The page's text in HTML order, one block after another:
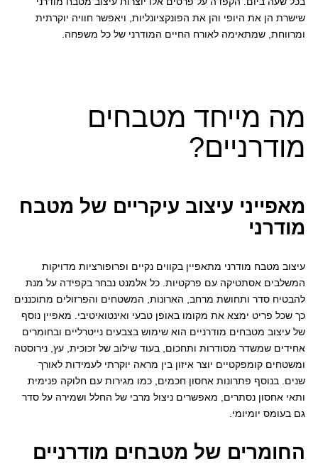
שישרת הן את היופי והן את הפונקציונליות, ויאפשר חוויה יוקרתית
ומרווחת, שמתאימה לאורח החיים המודרני של כל משפחה.
מה מייחד מטבחים
מודרניים?
מאפייני עיצוב עיקריים של מטבח
מודרני
עיצוב מטבח מודרני מתאפיין בקווים נקיים ופרופורציות מדויקות
המשלבים אסתטיקה עם פרקטיות. כל אלמנט נבחר בקפידה על מנת
להבטיח סדר ותחושת מרחב, הארונות, המשטחים והפרזולים מתוכננים
כך שכל פריט ימצא את מקומו באופן טבעי ואינטואיטיבי. מאפיין נוסף
של עיצוב מטבחים מודרניים הוא שימוש בצבעים נייטרליים ובחומרים
אחידים שמשדר מסודרות ותחכום, בעוד שילוב של זכוכית, עץ, נירוסטה
ומשטחים קומפקטיים יוצר איזון בין מראה יוקרתי לעמידות לאורך
שנים. בנוסף פתרונות אחסון חכמים, כמו מגירות עם חלוקה פנימית
ותאי אחסון נסתרים, מאפשרים ניצול מרבי של החלל ושמירה על סדר
גם בעומס יומיומי.
החומרים של מטבחים מודרניים